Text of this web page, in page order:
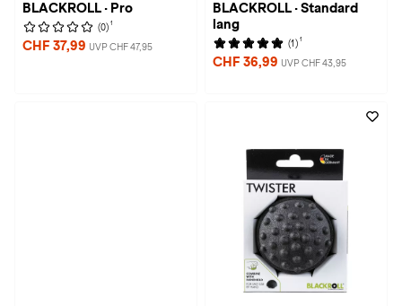
BLACKROLL · Pro
(0) 1
CHF 37,99 UVP CHF 47,95
BLACKROLL · Standard
lang
(1) 1
CHF 36,99 UVP CHF 43,95